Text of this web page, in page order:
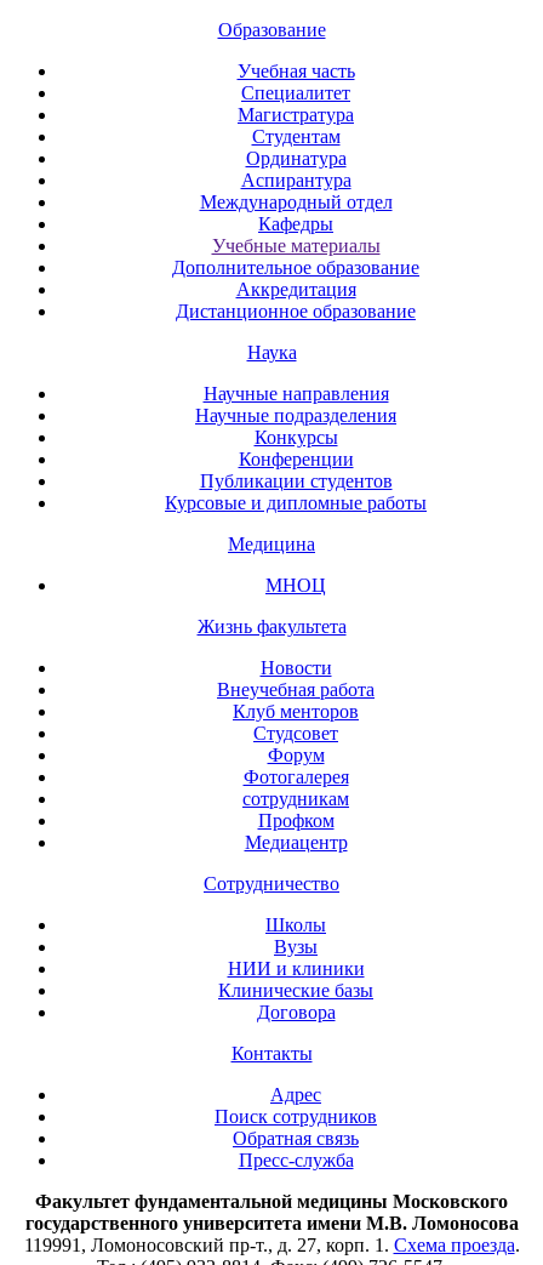
Образование
Учебная часть
Специалитет
Магистратура
Студентам
Ординатура
Аспирантура
Международный отдел
Кафедры
Учебные материалы
Дополнительное образование
Аккредитация
Дистанционное образование
Наука
Научные направления
Научные подразделения
Конкурсы
Конференции
Публикации студентов
Курсовые и дипломные работы
Медицина
МНОЦ
Жизнь факультета
Новости
Внеучебная работа
Клуб менторов
Студсовет
Форум
Фотогалерея
сотрудникам
Профком
Медиацентр
Сотрудничество
Школы
Вузы
НИИ и клиники
Клинические базы
Договора
Контакты
Адрес
Поиск сотрудников
Обратная связь
Пресс-служба
Факультет фундаментальной медицины Московского
государственного университета имени М.В. Ломоносова
119991, Ломоносовский пр-т., д. 27, корп. 1. Схема проезда.